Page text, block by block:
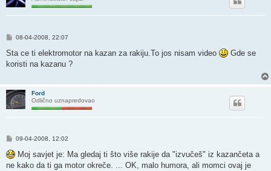
P
s
08-04-2008, 22:07
Sta ce ti elektromotor na kazan za rakiju.To jos nisam video
Gde se
koristi na kazanu ?
Ford
Odlično uznapredovao
P
s
t
09-04-2008, 12:02
Moj savjet je: Ma gledaj ti što više rakije da "izvučeš" iz kazančeta a
ne kako da ti ga motor okreče. ... OK, malo humora, ali momci ovaj je